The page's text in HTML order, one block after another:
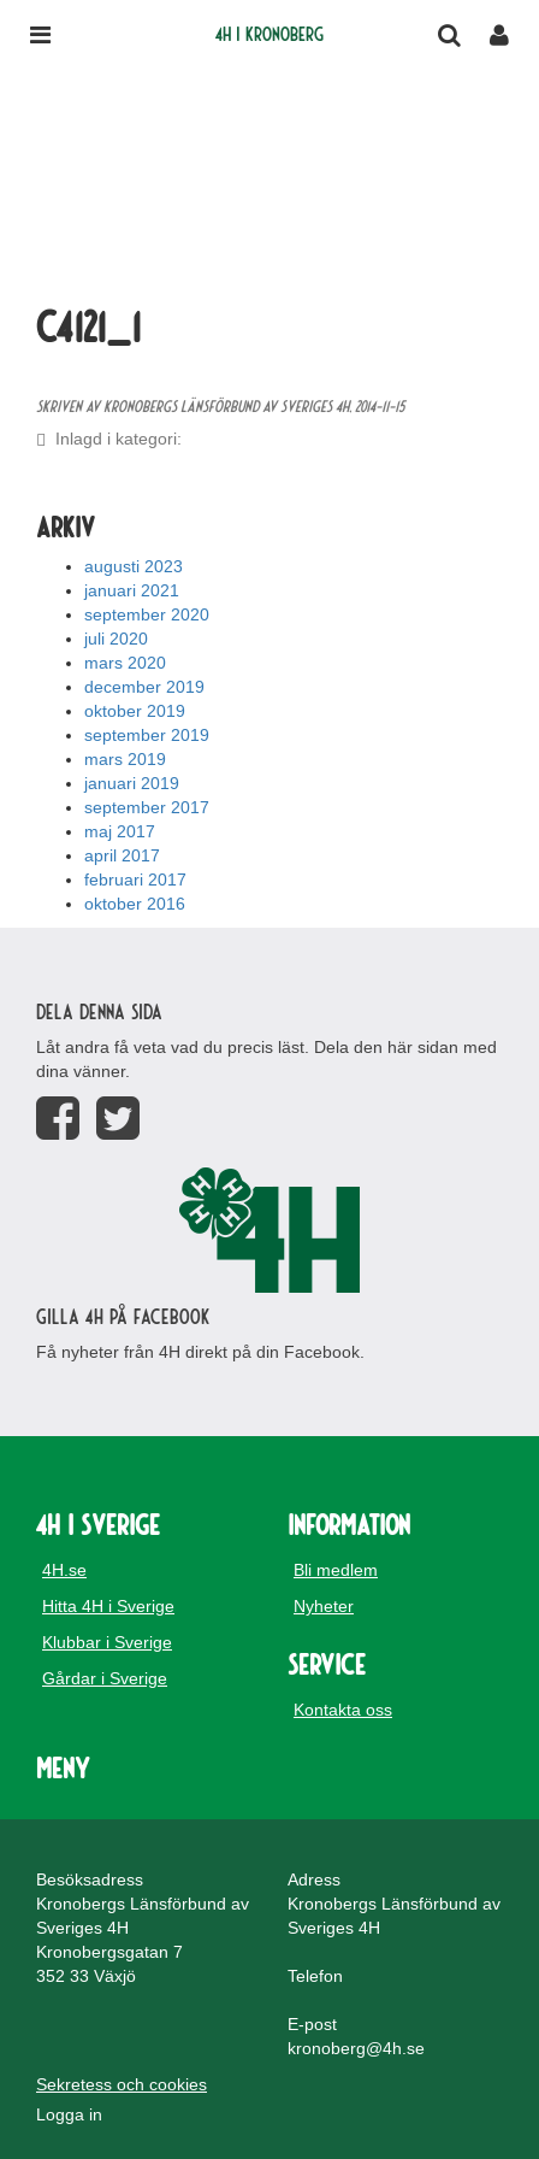
4H i Kronoberg
C4121_1
Skriven av Kronobergs Länsförbund av Sveriges 4H,2014-11-15
Inlagd i kategori:
Arkiv
augusti 2023
januari 2021
september 2020
juli 2020
mars 2020
december 2019
oktober 2019
september 2019
mars 2019
januari 2019
september 2017
maj 2017
april 2017
februari 2017
oktober 2016
Dela denna sida
Låt andra få veta vad du precis läst. Dela den här sidan med
dina vänner.
Gilla 4H på Facebook
Få nyheter från 4H direkt på din Facebook.
4H i Sverige
4H.se
Hitta 4H i Sverige
Klubbar i Sverige
Gårdar i Sverige
Information
Bli medlem
Nyheter
Service
Kontakta oss
Meny
Besöksadress
Kronobergs Länsförbund av
Sveriges 4H
Kronobergsgatan 7
352 33 Växjö
Adress
Kronobergs Länsförbund av
Sveriges 4H
Telefon
E-post
kronoberg@4h.se
Sekretess och cookies
Logga in